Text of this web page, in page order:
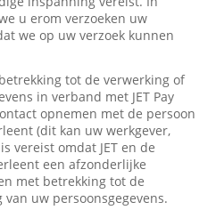
u erom verzoeken uw
we op uw verzoek kunnen
tot de verwerking of
in verband met JET Pay
opnemen met de persoon
(dit kan uw werkgever,
vereist omdat JET en de
een afzonderlijke
met betrekking tot de
uw persoonsgegevens.